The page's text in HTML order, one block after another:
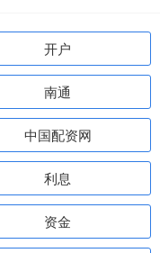
开户
南通
中国配资网
利息
资金